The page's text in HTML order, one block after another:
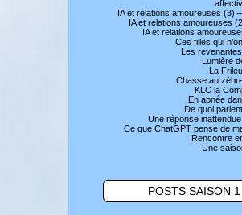
IA et relations amoureuses (3)
IA et relations amoureuses
IA et relations
Ces filles qui
Les
Lumière
La
Chasse au
KLC la
En apnée
De quoi
Une réponse
Ce que ChatGPT pense de
Rencontre
Une
POSTS SAISON